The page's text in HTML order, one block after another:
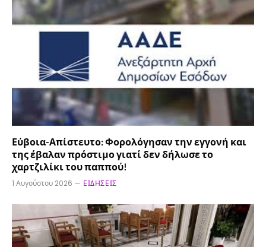
Εύβοια-Απίστευτο: Φορολόγησαν την εγγονή και
της έβαλαν πρόστιμο γιατί δεν δήλωσε το
χαρτζιλίκι του παππού!
1 Αυγούστου 2026 ΕΙΔΉΣΕΙΣ